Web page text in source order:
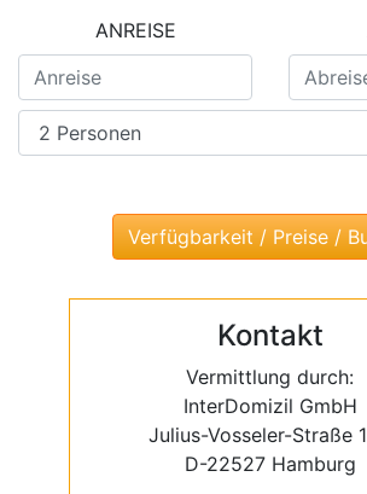
ANREISE
Kontakt
Vermittlung durch:
InterDomizil GmbH
Julius-Vosseler-Straße
D-22527 Hamburg